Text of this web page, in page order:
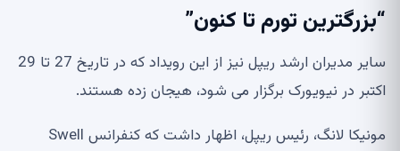
“بزرگترین تورم تا کنون”
سایر مدیران ارشد ریپل نیز از این رویداد که در تاریخ 27 تا 29
اکتبر در نیویورک برگزار می شود، هیجان زده هستند.
مونیکا لانگ، رئیس ریپل، اظهار داشت که کنفرانس Swell